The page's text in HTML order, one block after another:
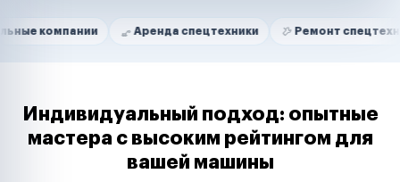
Нам доверяют
Аренда спецтехники Ремонт спецтехники
Маркетплейсы
Таксопарки
Автодилеры
Индивидуальный подход: опытные
мастера с высоким рейтингом для
вашей машины